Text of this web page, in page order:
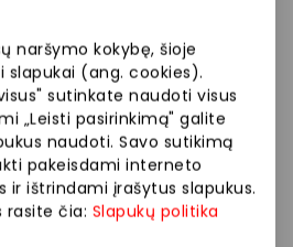
naršymo kokybę, šioje
(ang. cookies).
sutinkate naudoti visus
„Leisti pasirinkimą" galite
naudoti. Savo sutikimą
pakeisdami interneto
ir ištrindami įrašytus slapukus.
rasite čia: Slapukų politika
ir klausos patikrinimas
nuo 18 metų. Nuolaida
150 € ir didesnės vertės
(rėmeliai, lęšiai) ir
papildomos naudos yra
su optikos salonuose
Dovanų kuponą su pridėtine
optikoje. Dovanų kuponu
galima tik fizinėse